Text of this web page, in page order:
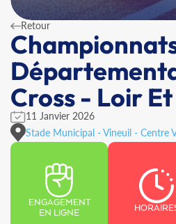
Retour
Cross - Loir
11 Janvier 2026
Stade Municipal - Vineuil - Centre
ENGAGEMENT
EN LIGNE